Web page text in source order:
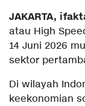
JAKARTA,
atau High
14 Juni 2026
sektor
Di wilayah
keekonomian